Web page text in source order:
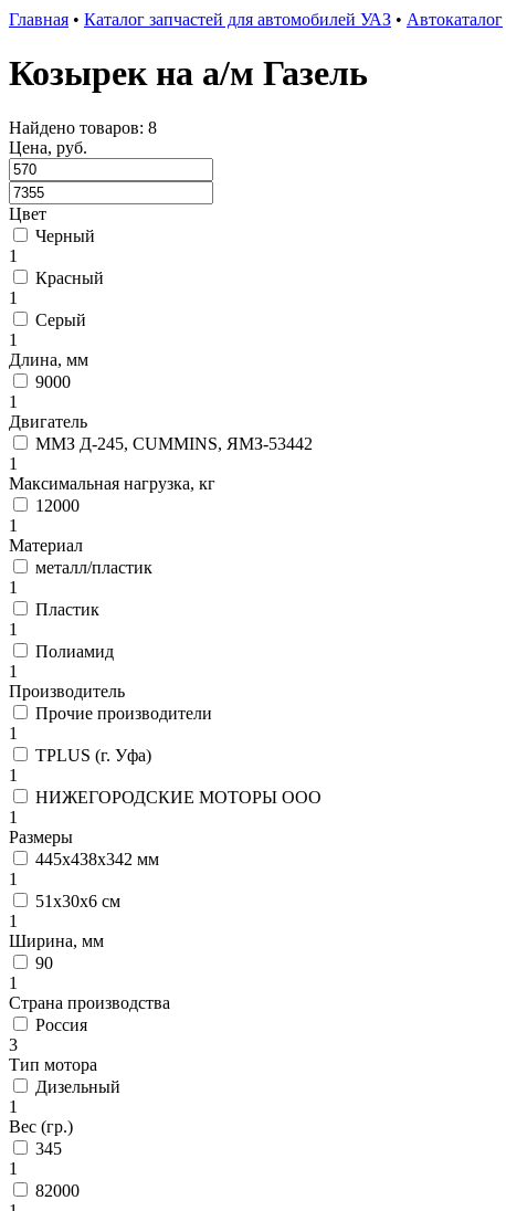
Главная • Каталог запчастей для автомобилей УАЗ • Автокаталог
Козырек на а/м Газель
Найдено товаров: 8
Цена, руб.
Цвет
Черный
1
Красный
1
Серый
1
Длина, мм
9000
1
Двигатель
ММЗ Д-245, CUMMINS, ЯМЗ-53442
1
Максимальная нагрузка, кг
12000
1
Материал
металл/пластик
1
Пластик
1
Полиамид
1
Производитель
Прочие производители
1
TPLUS (г. Уфа)
1
НИЖЕГОРОДСКИЕ МОТОРЫ ООО
1
Размеры
445x438x342 мм
1
51х30х6 см
1
Ширина, мм
90
1
Страна производства
Россия
3
Тип мотора
Дизельный
1
Вес (гр.)
345
1
82000